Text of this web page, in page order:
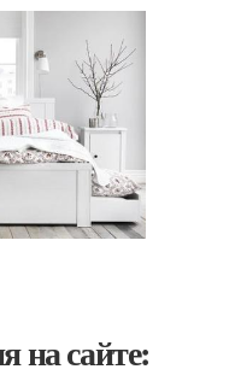
на сайте: